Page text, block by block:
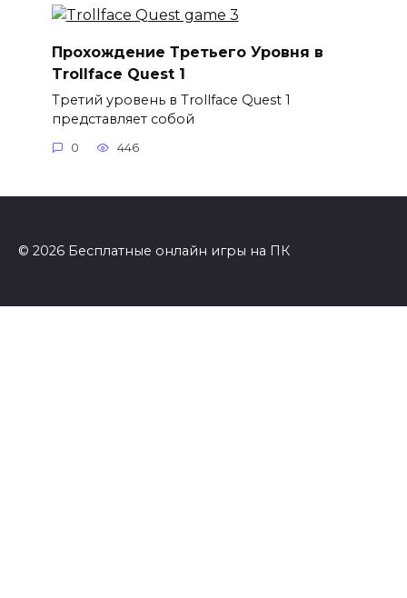
Прохождение Третьего Уровня в
Trollface Quest 1
Третий уровень в Trollface Quest 1
представляет собой
0 446
© 2026 Бесплатные онлайн игры на ПК